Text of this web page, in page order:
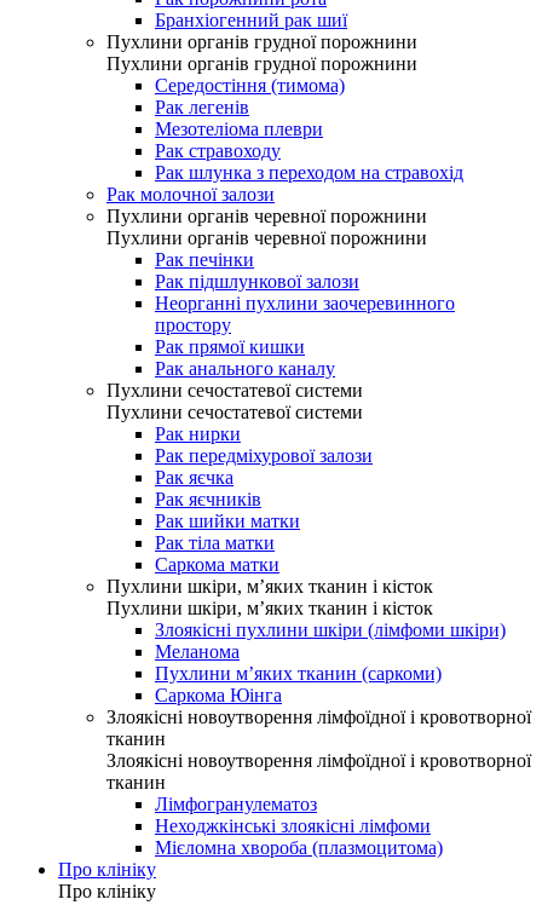
Бранхіогенний рак шиї
Пухлини органів грудної порожнини
Пухлини органів грудної порожнини
Середостіння (тимома)
Рак легенів
Мезотеліома плеври
Рак стравоходу
Рак шлунка з переходом на стравохід
Рак молочної залози
Пухлини органів черевної порожнини
Пухлини органів черевної порожнини
Рак печінки
Рак підшлункової залози
Неорганні пухлини заочеревинного
простору
Рак прямої кишки
Рак анального каналу
Пухлини сечостатевої системи
Пухлини сечостатевої системи
Рак нирки
Рак передміхурової залози
Рак яєчка
Рак яєчників
Рак шийки матки
Рак тіла матки
Саркома матки
Пухлини шкіри, м’яких тканин і кісток
Пухлини шкіри, м’яких тканин і кісток
Злоякісні пухлини шкіри (лімфоми шкіри)
Меланома
Пухлини м’яких тканин (саркоми)
Саркома Юінга
Злоякісні новоутворення лімфоїдної і кровотворної
тканин
Злоякісні новоутворення лімфоїдної і кровотворної
тканин
Лімфогранулематоз
Неходжкінські злоякісні лімфоми
Мієломна хвороба (плазмоцитома)
Про клініку
Про клініку